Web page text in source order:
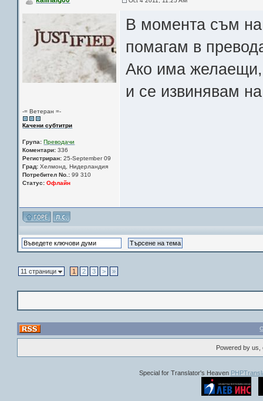
-= Ветеран =-
Качени субтитри
Група: Преводачи
Коментари: 336
Регистриран: 25-September 09
Град: Хелмонд, Нидерландия
Потребител No.: 99 310
Статус: Офлайн
В момента съм на
помагам в
Ако има
и се извинявам
11 страници 1 2 3 > »
Powered by
Special for Translator's Heaven